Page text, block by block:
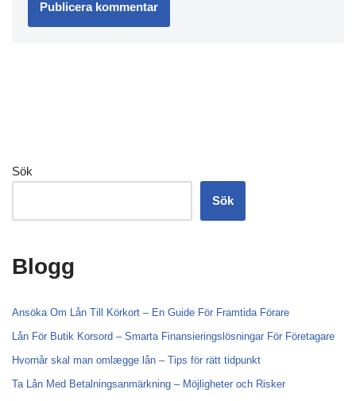
Sök
Sök
Blogg
Ansöka Om Lån Till Körkort – En Guide För Framtida Förare
Lån För Butik Korsord – Smarta Finansieringslösningar För Företagare
Hvornår skal man omlægge lån – Tips för rätt tidpunkt
Ta Lån Med Betalningsanmärkning – Möjligheter och Risker